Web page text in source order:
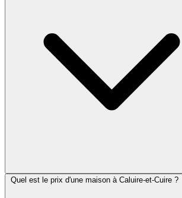
Quel est le prix d'une maison à Caluire-et-Cuire ?